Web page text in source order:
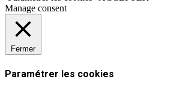
Manage consent
Fermer
Paramétrer les cookies